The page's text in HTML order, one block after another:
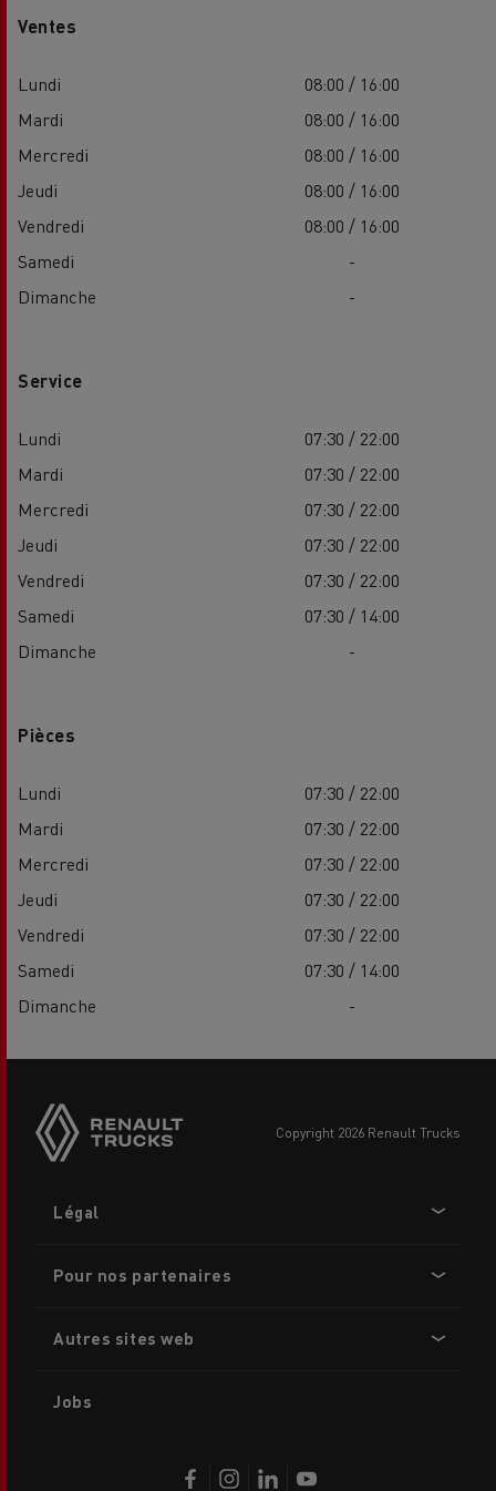
Ventes
Lundi
08:00 / 16:00
Mardi
08:00 / 16:00
Mercredi
08:00 / 16:00
Jeudi
08:00 / 16:00
Vendredi
08:00 / 16:00
Samedi
-
Dimanche
-
Service
Lundi
07:30 / 22:00
Mardi
07:30 / 22:00
Mercredi
07:30 / 22:00
Jeudi
07:30 / 22:00
Vendredi
07:30 / 22:00
Samedi
07:30 / 14:00
Dimanche
-
Pièces
Lundi
07:30 / 22:00
Mardi
07:30 / 22:00
Mercredi
07:30 / 22:00
Jeudi
07:30 / 22:00
Vendredi
07:30 / 22:00
Samedi
07:30 / 14:00
Dimanche
-
copyright 2026 Renault Trucks
menu
Légal
Pour nos partenaires
Autres sites web
Jobs